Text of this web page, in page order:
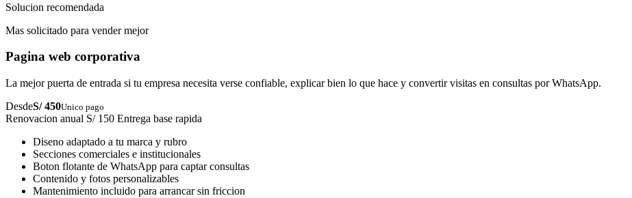
Solucion recomendada
Mas solicitado para vender mejor
Pagina web corporativa
La mejor puerta de entrada si tu empresa necesita verse confiable, explicar bien lo que hace y convertir visitas en consultas por WhatsApp.
DesdeS/ 450Unico pago
Renovacion anual S/ 150 Entrega base rapida
Diseno adaptado a tu marca y rubro
Secciones comerciales e institucionales
Boton flotante de WhatsApp para captar consultas
Contenido y fotos personalizables
Mantenimiento incluido para arrancar sin friccion